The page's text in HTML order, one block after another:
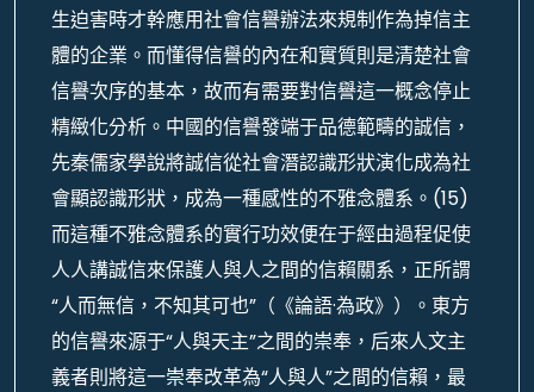
生迫害時才幹應用社會信譽辦法來規制作為掉信主
體的企業。而懂得信譽的內在和實質則是清楚社會
信譽次序的基本，故而有需要對信譽這一概念停止
精緻化分析。中國的信譽發端于品德範疇的誠信，
先秦儒家學說將誠信從社會潛認識形狀演化成為社
會顯認識形狀，成為一種感性的不雅念體系。(15)
而這種不雅念體系的實行功效便在于經由過程促使
人人講誠信來保護人與人之間的信賴關系，正所謂
“人而無信，不知其可也”（《論語·為政》）。東方
的信譽來源于“人與天主”之間的崇奉，后來人文主
義者則將這一崇奉改革為“人與人”之間的信賴，最